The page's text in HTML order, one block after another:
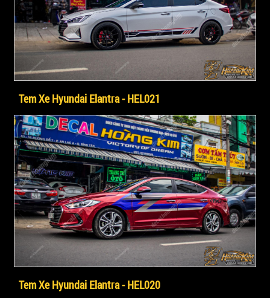
Tem Xe Hyundai Elantra - HEL021
Tem Xe Hyundai Elantra - HEL020